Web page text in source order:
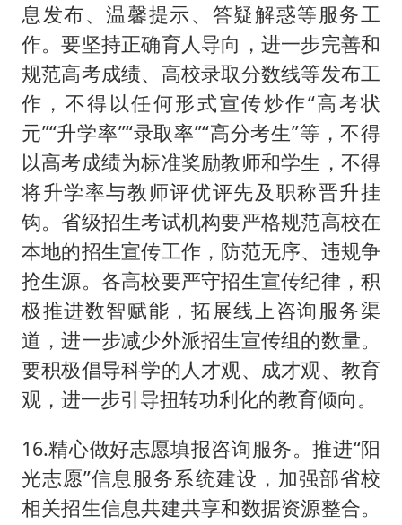
息发布、温馨提示、答疑解惑等服务工
作。要坚持正确育人导向，进一步完善和
规范高考成绩、高校录取分数线等发布工
作，不得以任何形式宣传炒作“高考状
元”“升学率”“录取率”“高分考生”等，不得
以高考成绩为标准奖励教师和学生，不得
将升学率与教师评优评先及职称晋升挂
钩。省级招生考试机构要严格规范高校在
本地的招生宣传工作，防范无序、违规争
抢生源。各高校要严守招生宣传纪律，积
极推进数智赋能，拓展线上咨询服务渠
道，进一步减少外派招生宣传组的数量。
要积极倡导科学的人才观、成才观、教育
观，进一步引导扭转功利化的教育倾向。
16.精心做好志愿填报咨询服务。推进“阳
光志愿”信息服务系统建设，加强部省校
相关招生信息共建共享和数据资源整合。